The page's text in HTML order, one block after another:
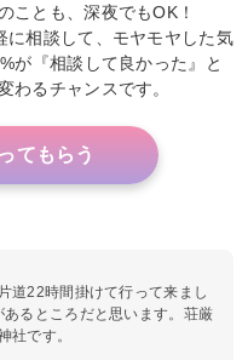
ことも、深夜でもOK！
に相談して、モヤモヤした気
が『相談して良かった』と
わるチャンスです。
てもらう
道22時間掛けて行って来まし
あるところだと思います。荘厳
社です。